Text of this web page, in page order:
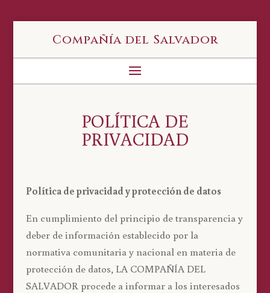
Compañía del Salvador
POLÍTICA DE
PRIVACIDAD
Política de privacidad y protección de datos
En cumplimiento del principio de transparencia y
deber de información establecido por la
normativa comunitaria y nacional en materia de
protección de datos, LA COMPAÑÍA DEL
SALVADOR procede a informar a los interesados